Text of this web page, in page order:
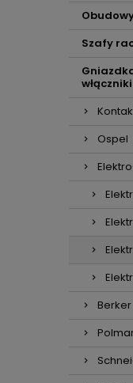
Szafy
włączniki
Ospel
Berker